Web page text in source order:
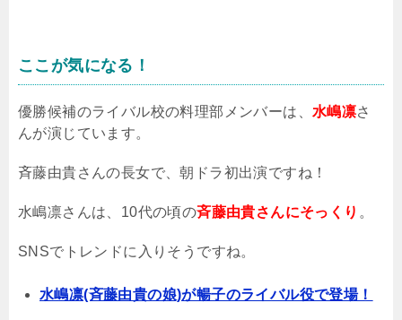
ここが気になる！
優勝候補のライバル校の料理部メンバーは、 水嶋凛さ
んが演じています。
斉藤由貴さんの長女で、朝ドラ初出演ですね！
水嶋凛さんは、10代の頃の斉藤由貴さんにそっくり 。
SNSでトレンドに入りそうですね。
水嶋凛(斉藤由貴の娘)が暢子のライバル役で登場！